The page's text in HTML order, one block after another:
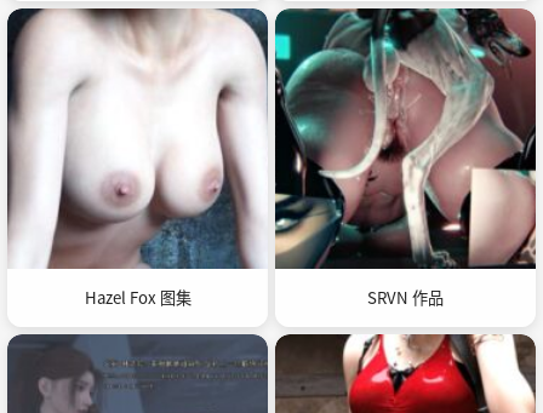
Hazel Fox 图集 SRVN 作品